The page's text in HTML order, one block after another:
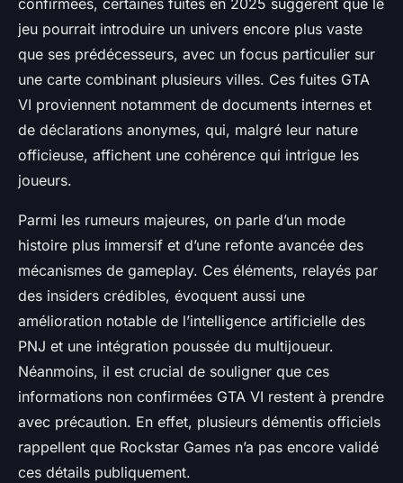
confirmées, certaines fuites en 2025 suggèrent que le
jeu pourrait introduire un univers encore plus vaste
que ses prédécesseurs, avec un focus particulier sur
une carte combinant plusieurs villes. Ces fuites GTA
VI proviennent notamment de documents internes et
de déclarations anonymes, qui, malgré leur nature
officieuse, affichent une cohérence qui intrigue les
joueurs.
Parmi les rumeurs majeures, on parle d’un mode
histoire plus immersif et d’une refonte avancée des
mécanismes de gameplay. Ces éléments, relayés par
des insiders crédibles, évoquent aussi une
amélioration notable de l’intelligence artificielle des
PNJ et une intégration poussée du multijoueur.
Néanmoins, il est crucial de souligner que ces
informations non confirmées GTA VI restent à prendre
avec précaution. En effet, plusieurs démentis officiels
rappellent que Rockstar Games n’a pas encore validé
ces détails publiquement.